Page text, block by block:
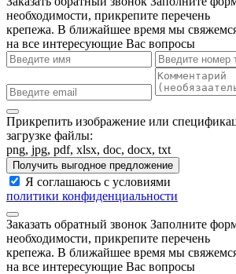
необходимости, прикрепите перечень
крепежа. В ближайшее время мы
на все интересующие Вас вопросы
Прикрепить изображение или
загрузке файлы:
png, jpg, pdf, xlsx, doc, docx, txt
Получить выгодное предложение
Я соглашаюсь с условиями
политики конфиденциальности
Заказать обратный звонок Заполните
необходимости, прикрепите перечень
крепежа. В ближайшее время мы
на все интересующие Вас вопросы